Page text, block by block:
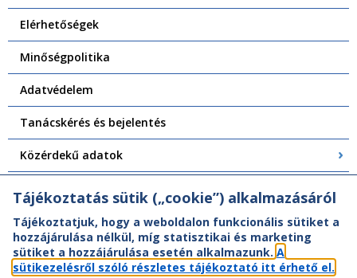
Elérhetőségek
Minőségpolitika
Adatvédelem
Tanácskérés és bejelentés
Közérdekű adatok
Tájékoztatás sütik („cookie”) alkalmazásáról
Tájékoztatjuk, hogy a weboldalon funkcionális sütiket a
hozzájárulása nélkül, míg statisztikai és marketing
sütiket a hozzájárulása esetén alkalmazunk. A
sütikezelésről szóló részletes tájékoztató itt érhető el.